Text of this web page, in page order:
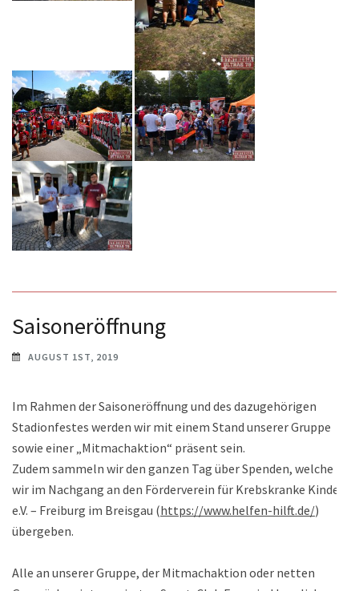
Saisoneröffnung
AUGUST 1ST, 2019
Im Rahmen der Saisoneröffnung und des dazugehörigen
Stadionfestes werden wir mit einem Stand unserer Gruppe
sowie einer „Mitmachaktion“ präsent sein.
Zudem sammeln wir den ganzen Tag über Spenden, welche
wir im Nachgang an den Förderverein für Krebskranke Kinder
e.V. – Freiburg im Breisgau (https://www.helfen-hilft.de/)
übergeben.
Alle an unserer Gruppe, der Mitmachaktion oder netten